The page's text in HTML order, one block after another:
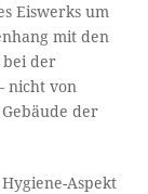
Eiswerks um
mit den
bei der
nicht von
der
Aspekt